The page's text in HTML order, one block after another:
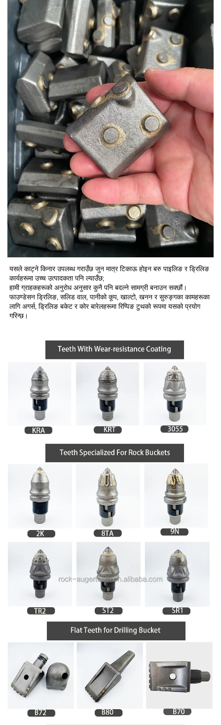
यसले काट्ने किनार उपलब्ध गराउँछ जुन मात्र टिकाऊ होइन बरु पाइलिङ र ड्रिलिङ
कार्यहरूमा उच्च उत्पादकता पनि ल्याउँछ;
हामी ग्राहकहरूको अनुरोध अनुसार कुनै पनि बदल्ने सामग्री बनाउन सक्छौं।
फाउण्डेसन ड्रिलिङ, सलिड वाल, पानीको कूप, खाल्टो, खनन र सुरुङ्गका कामहरूका
लागि अगर्स, ड्रिलिङ बकेट र कोर बारेलहरूमा रिप्पिङ टुथको रूपमा यसको प्रयोग
गरिन्छ।